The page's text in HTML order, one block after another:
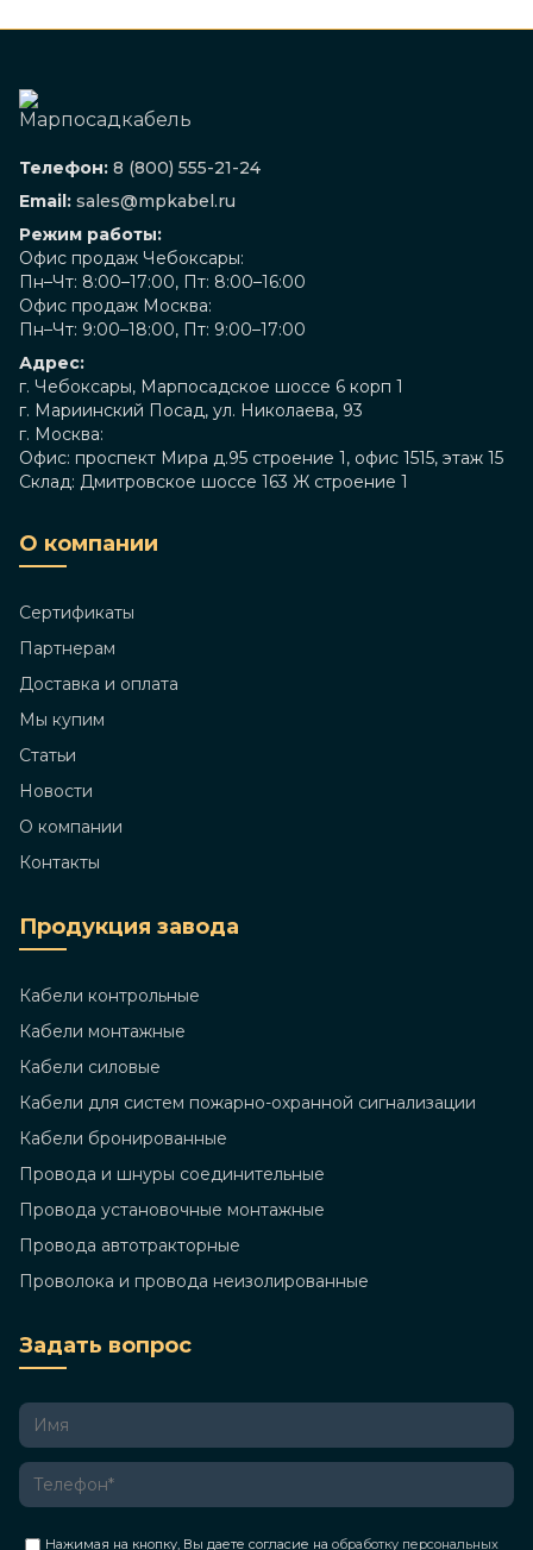
Телефон: 8 (800) 555-21-24
Email: sales@mpkabel.ru
Режим работы:
Офис продаж Чебоксары:
Пн–Чт: 8:00–17:00, Пт: 8:00–16:00
Офис продаж Москва:
Пн–Чт: 9:00–18:00, Пт: 9:00–17:00
Адрес:
г. Чебоксары, Марпосадское шоссе 6 корп 1
г. Мариинский Посад, ул. Николаева, 93
г. Москва:
Офис: проспект Мира д.95 строение 1, офис 1515, этаж 15
Склад: Дмитровское шоссе 163 Ж строение 1
О компании
Сертификаты
Партнерам
Доставка и оплата
Мы купим
Статьи
Новости
О компании
Контакты
Продукция завода
Кабели контрольные
Кабели монтажные
Кабели силовые
Кабели для систем пожарно-охранной сигнализации
Кабели бронированные
Провода и шнуры соединительные
Провода установочные монтажные
Провода автотракторные
Проволока и провода неизолированные
Задать вопрос
Нажимая на кнопку, Вы даете согласие на обработку персональных